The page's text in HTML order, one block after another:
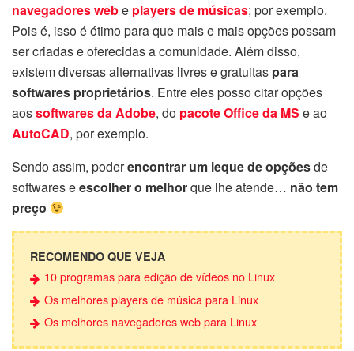
navegadores webe players de músicas; por exemplo.
Pois é, isso é ótimo para que mais e mais opções possam
ser criadas e oferecidas a comunidade. Além disso,
existem diversas alternativas livres e gratuitas para
softwares proprietários. Entre eles posso citar opções
aossoftwares da Adobe, do pacote Office da MS e ao
AutoCAD, por exemplo.
Sendo assim, poderencontrar um leque de opçõesde
softwares eescolher o melhorque lhe atende… não tem
preço
RECOMENDO QUE VEJA
10 programas para edição de vídeos no Linux
Os melhores players de música para Linux
Os melhores navegadores web para Linux